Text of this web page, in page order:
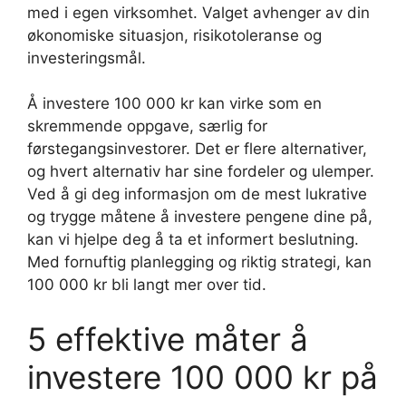
med i egen virksomhet. Valget avhenger av din
økonomiske situasjon, risikotoleranse og
investeringsmål.
Å investere 100 000 kr kan virke som en
skremmende oppgave, særlig for
førstegangsinvestorer. Det er flere alternativer,
og hvert alternativ har sine fordeler og ulemper.
Ved å gi deg informasjon om de mest lukrative
og trygge måtene å investere pengene dine på,
kan vi hjelpe deg å ta et informert beslutning.
Med fornuftig planlegging og riktig strategi, kan
100 000 kr bli langt mer over tid.
5 effektive måter å
investere 100 000 kr på